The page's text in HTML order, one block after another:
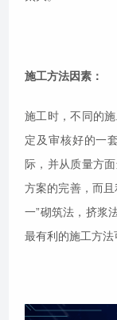
施工方法因素：
施工时，不同的
定及审核好的一
际，并从质量方
方案的完善，而
一”砌筑法，挤浆
最有利的施工方法